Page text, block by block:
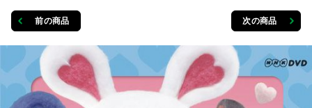
前の商品 次の商品